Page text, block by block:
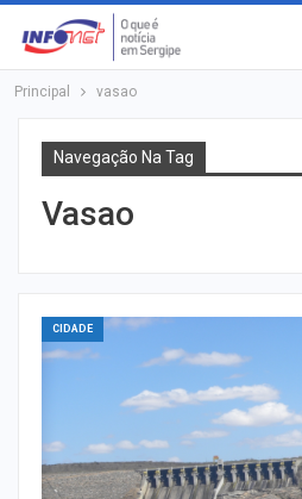
Principal vasao
Navegação Na Tag
Vasao
CIDADE